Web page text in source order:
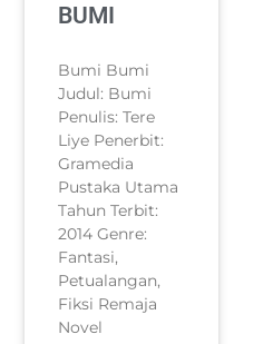
BUMI
Bumi Bumi
Judul: Bumi
Penulis: Tere
Liye Penerbit:
Gramedia
Pustaka Utama
Tahun Terbit:
2014 Genre:
Fantasi,
Petualangan,
Fiksi Remaja
Novel